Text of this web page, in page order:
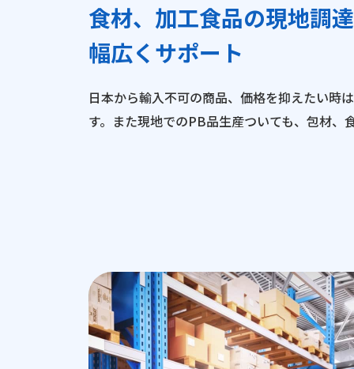
食材、加工食品の現地調
幅広くサポート
日本から輸入不可の商品、価格を抑えたい時
す。また現地でのPB品生産ついても、包材、